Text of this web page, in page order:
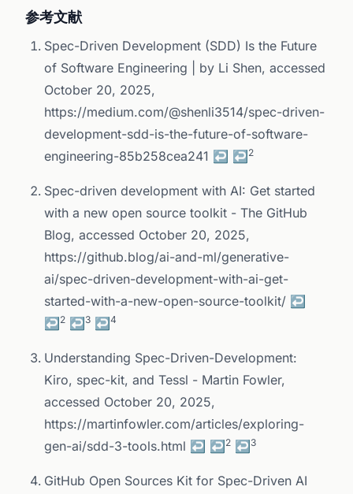
参考文献
Footnotes
Spec-Driven Development (SDD) Is the Future
of Software Engineering | by Li Shen, accessed
October 20, 2025,
https://medium.com/@shenli3514/spec-driven-
development-sdd-is-the-future-of-software-
engineering-85b258cea241 ↩ ↩ 2
Spec-driven development with AI: Get started
with a new open source toolkit - The GitHub
Blog, accessed October 20, 2025,
https://github.blog/ai-and-ml/generative-
ai/spec-driven-development-with-ai-get-
started-with-a-new-open-source-toolkit/ ↩
↩ 2 ↩ 3 ↩ 4
Understanding Spec-Driven-Development:
Kiro, spec-kit, and Tessl - Martin Fowler,
accessed October 20, 2025,
https://martinfowler.com/articles/exploring-
gen-ai/sdd-3-tools.html ↩ ↩ 2 ↩ 3
GitHub Open Sources Kit for Spec-Driven AI